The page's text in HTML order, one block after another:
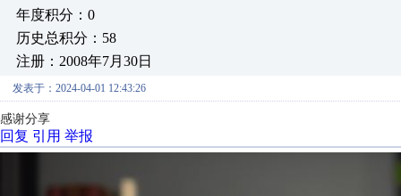
年度积分：0
历史总积分：58
注册：2008年7月30日
发表于：2024-04-01 12:43:26
感谢分享
回复 引用 举报